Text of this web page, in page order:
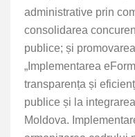
administrative prin
consolidarea
publice; și
„Implementarea
transparența și
publice și la
Moldova.